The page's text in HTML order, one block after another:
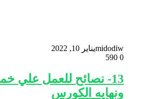
midodiwيناير 10, 2022
0
13- نصائح للعمل علي
ونهايه الكورس